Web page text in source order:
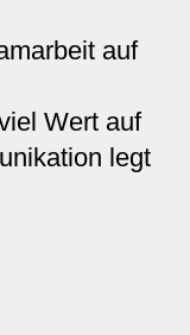
auf
Wert auf
legt